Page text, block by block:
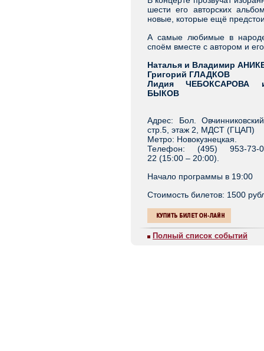
шести его авторских
новые, которые ещё
А самые любимые в
споём вместе с автором и
Наталья и Владимир
Григорий ГЛАДКОВ
Лидия ЧЕБОКСАРОВА
БЫКОВ
Адрес: Бол.
стр.5, этаж 2, МДСТ (ГЦАП)
Метро: Новокузнецкая.
Телефон: (495) 953-73-
22 (15:00 – 20:00).
Начало программы в 19:00
Стоимость билетов: 1500
Полный список событий